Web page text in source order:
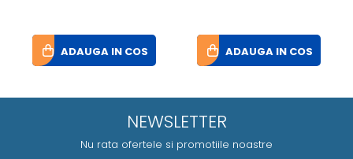
ADAUGA IN COS ADAUGA IN COS
NEWSLETTER
Nu rata ofertele si promotiile noastre